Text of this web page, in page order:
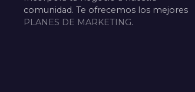
comunidad. Te ofrecemos los mejores
PLANES DE MARKETING.